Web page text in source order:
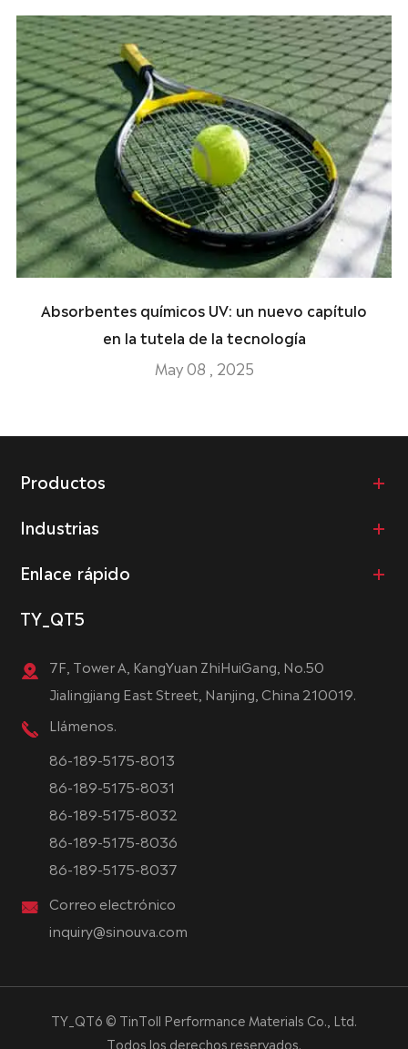
Absorbentes químicos UV: un nuevo capítulo
en la tutela de la tecnología
May 08 , 2025
Productos
Industrias
Enlace rápido
TY_QT5
7F, Tower A, KangYuan ZhiHuiGang, No.50
Jialingjiang East Street, Nanjing, China 210019.
Llámenos.
86-189-5175-8013
86-189-5175-8031
86-189-5175-8032
86-189-5175-8036
86-189-5175-8037
Correo electrónico
inquiry@sinouva.com
TY_QT6 © TinToll Performance Materials Co., Ltd.
Todos los derechos reservados.